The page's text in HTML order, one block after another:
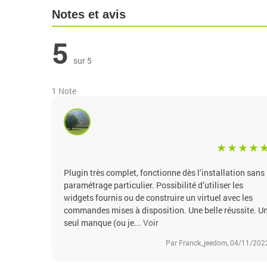
Notes et avis
5 sur 5
1 Note
Plugin très complet, fonctionne dès l’installation sans
paramétrage particulier. Possibilité d’utiliser les
widgets fournis ou de construire un virtuel avec les
commandes mises à disposition. Une belle réussite.
seul manque (ou je... Voir
Par Franck_jeedom, 04/11/